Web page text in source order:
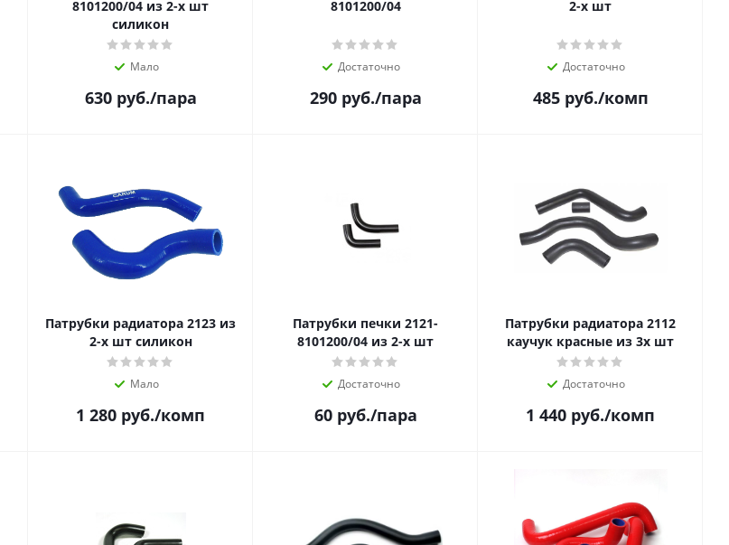
8101200/04 из 2-х шт
силикон
Мало
630руб./пара
8101200/04
Достаточно
290руб./пара
2-х шт
Достаточно
485руб./комп
Патрубки радиатора 2123 из
2-х шт силикон
Мало
1 280 руб./комп
Патрубки печки 2121-
8101200/04 из 2-х шт
Достаточно
60руб./пара
Патрубки радиатора 2112
каучук красные из 3х шт
Достаточно
1 440 руб./комп